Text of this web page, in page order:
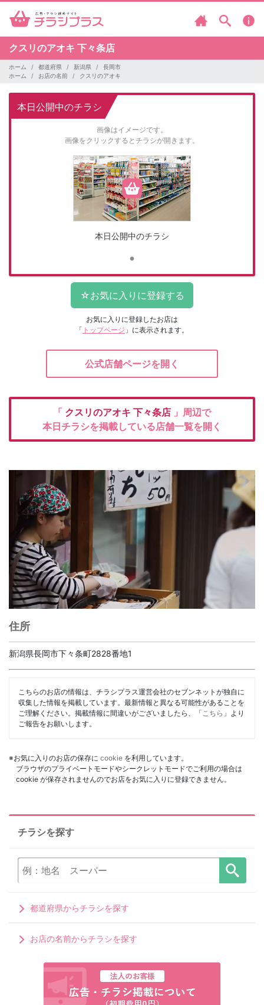
クスリのアオキ 下々条店
ホーム 都道府県 新潟県
長岡市
ホーム
お店の名前 クスリのアオキ
本日公開中のチラシ
画像はイメージです。
画像をクリックするとチラシが開きます。
本日公開中のチラシ
お気に入りに登録したお店は
「 トップページ 」に表示されます。
公式店舗ページを開く
「 クスリのアオキ 下々条店 」周辺で
本日チラシを掲載している店舗一覧を開く
住所
新潟県長岡市下々条町2828番地1
こちらのお店の情報は、チラシプラス運営会社のセブンネットが独自に
収集した情報を掲載しています。最新情報と異なる可能性があることを
ご理解ください。掲載情報に間違いがございましたら、「 こちら 」より
ご報告をお願いします。
※お気に入りのお店の保存に cookie を利用しています。
ブラウザのプライベートモードやシークレットモードでご利用の場合は
cookie が保存されませんのでお店をお気に入りに登録できません。
チラシを探す
都道府県からチラシを探す
お店の名前からチラシを探す